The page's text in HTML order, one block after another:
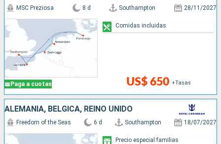
Paga a cuotas
MSC Preziosa 8 d Southampton 28/11/2027
US$ 650 +Tasas
Comidas incluidas
ALEMANIA, BÉLGICA, REINO UNIDO
Freedom of the Seas 6 d Southampton 18/07/2027
Precio especial familias